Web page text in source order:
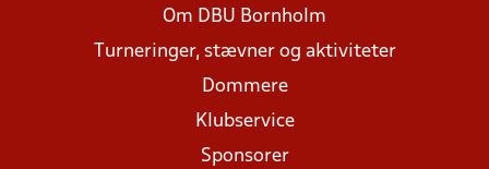
Om DBU Bornholm
Turneringer, stævner og aktiviteter
Dommere
Klubservice
Sponsorer